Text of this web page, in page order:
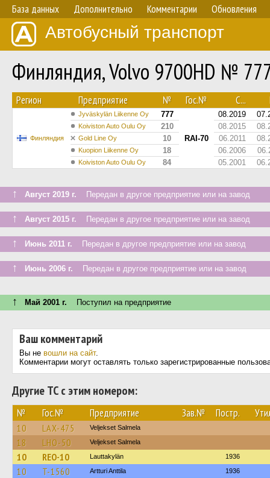
База данных Дополнительно Комментарии Обновления
Автобусный транспорт
Финляндия, Volvo 9700HD №
Регион Предприятие № Гос.№ С...
Финляндия
Jyväskylän Liikenne Oy 777
RAI-70
08.2019
Koiviston Auto Oulu Oy 210 08.2015
Gold Line Oy 10 06.2011
Kuopion Liikenne Oy 18 06.2006
Koiviston Auto Oulu Oy 84 05.2001
↑ Август 2019 г. Передан в другое предприятие или на завод
↑ Август 2015 г. Передан в другое предприятие или на завод
↑ Июнь 2011 г. Передан в другое предприятие или на завод
↑ Июнь 2006 г. Передан в другое предприятие или на завод
↑ Май 2001 г. Поступил на предприятие
Ваш комментарий
Вы не вошли на сайт.
Комментарии могут оставлять только зарегистрированные
Другие ТС с этим номером:
№ Гос.№ Предприятие Зав.№ Постр.
10 LAX-475 Veljekset Salmela
18 LHO-50 Veljekset Salmela
10 REO-10 Lauttakylän 1936
10 T-1560 Artturi Anttila 1936